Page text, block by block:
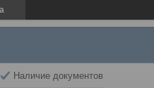
Наличие документов